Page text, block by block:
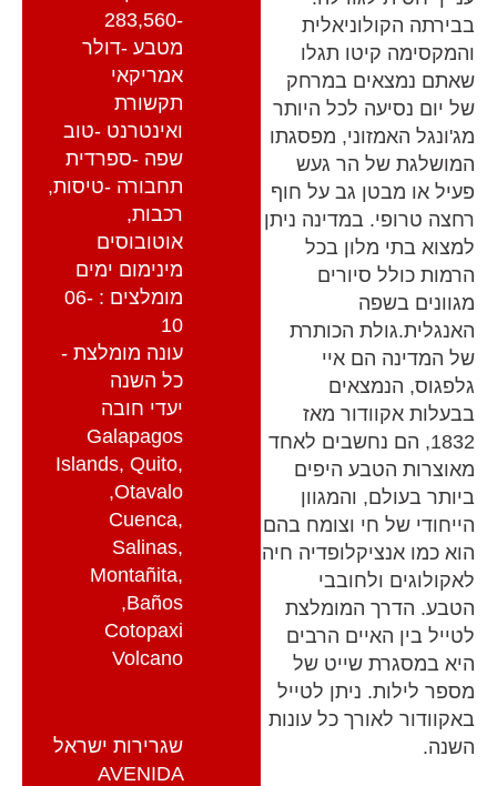
בבירתה הקולוניאלית
והמקסימה קיטו תגלו
שאתם נמצאים במרחק
של יום נסיעה לכל היותר
מג'ונגל האמזוני, מפסגתו
המושלגת של הר געש
פעיל או מבטן גב על חוף
רחצה טרופי. במדינה ניתן
למצוא בתי מלון בכל
הרמות כולל סיורים
מגוונים בשפה
האנגלית.גולת הכותרת
של המדינה הם איי
גלפגוס, הנמצאים
בבעלות אקוודור מאז
1832, הם נחשבים לאחד
מאוצרות הטבע היפים
ביותר בעולם, והמגוון
הייחודי של חי וצומח בהם
הוא כמו אנציקלופדיה חיה
לאקולוגים ולחובבי
הטבע. הדרך המומלצת
לטייל בין האיים הרבים
היא במסגרת שייט של
מספר לילות. ניתן לטייל
באקוודור לאורך כל עונות
השנה.
-283,560
מטבע -דולר
אמריקאי
תקשורת
ואינטרנט -טוב
שפה -ספרדית
תחבורה -טיסות,
רכבות,
אוטובוסים
מינימום ימים
מומלצים : 06-
10
עונה מומלצת -
כל השנה
יעדי חובה
Galapagos
Islands, Quito,
Otavalo,
Cuenca,
Salinas,
Montañita,
Baños,
Cotopaxi
Volcano
שגרירות ישראל
AVENIDA